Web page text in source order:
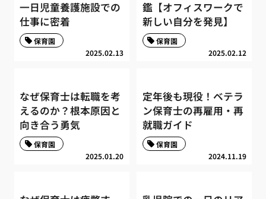
一日児童養護施設での
仕事に密着
2025.02.13
保育園
鑑【オフィスワークで
新しい自分を発見】
2025.02.12
保育園
なぜ保育士は転職を考
えるのか？根本原因と
向き合う勇気
2025.01.20
保育園
定年後も現役！ベテラ
ン保育士の再雇用・再
就職ガイド
2024.11.19
保育園